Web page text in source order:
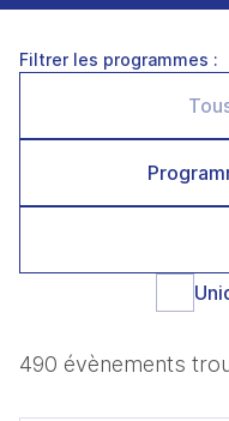
Filtrer les programmes :
490 évènements